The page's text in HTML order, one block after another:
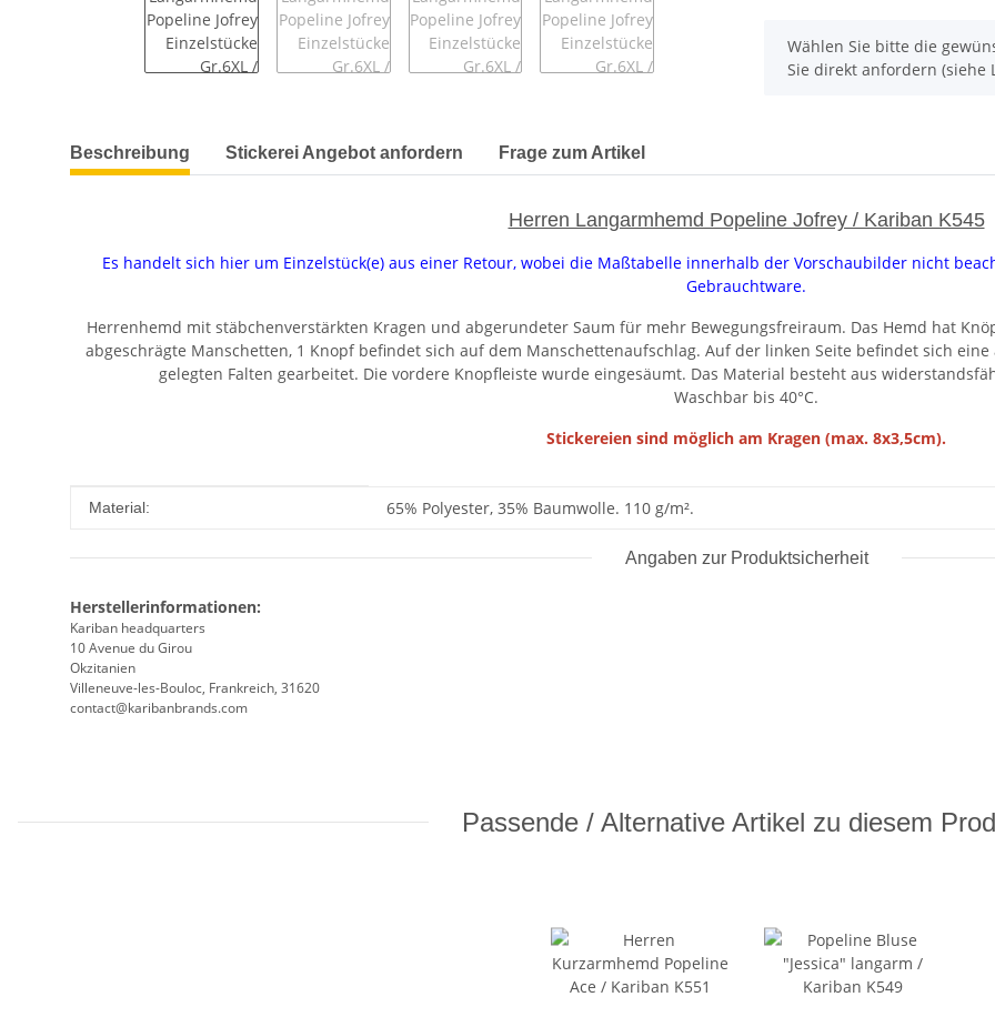
x
Wählen Sie bitte die
Sie direkt anfordern (siehe
weitere Registerkarten anzeigen
Beschreibung Stickerei Angebot anfordern Frage zum Artikel
Herren Langarmhemd Popeline Jofrey / Kariban K545
Es handelt sich hier um Einzelstück(e) aus einer Retour, wobei die Maßtabelle innerhalb der Vorschaubilder nicht
Gebrauchtware.
Herrenhemd mit stäbchenverstärkten Kragen und abgerundeter Saum für mehr Bewegungsfreiraum. Das Hemd hat
abgeschrägte Manschetten, 1 Knopf befindet sich auf dem Manschettenaufschlag. Auf der linken Seite befindet sich
gelegten Falten gearbeitet. Die vordere Knopfleiste wurde eingesäumt. Das Material besteht aus
Waschbar bis 40°C.
Stickereien sind möglich am Kragen (max. 8x3,5cm).
Produkteigenschaft
Wert
Material: 65% Polyester, 35% Baumwolle. 110 g/m².
Angaben zur Produktsicherheit
Herstellerinformationen:
Kariban headquarters
10 Avenue du Girou
Okzitanien
Villeneuve-les-Bouloc, Frankreich, 31620
contact@karibanbrands.com
Passende / Alternative Artikel zu diesem